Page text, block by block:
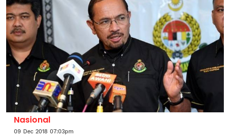
Nasional
09 Dec 2018 07:03pm